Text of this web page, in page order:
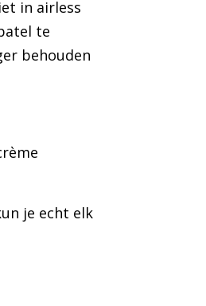
in airless
te
behouden
je echt elk